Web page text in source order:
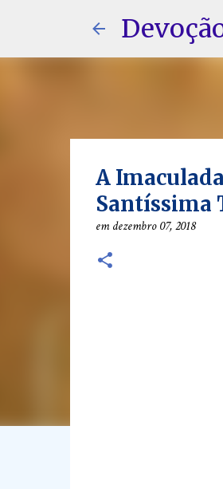
A
Santíssima
emdezembro 07, 2018